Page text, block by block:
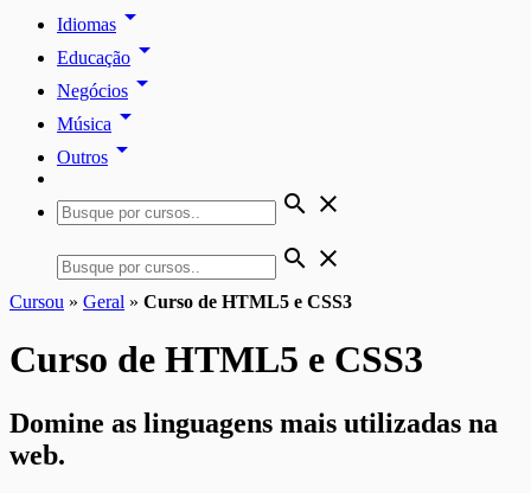
Idiomas arrow_drop_down
Educação arrow_drop_down
Negócios arrow_drop_down
Música arrow_drop_down
Outros arrow_drop_down
search close
search close
Cursou » Geral » Curso de HTML5 e CSS3
Curso de HTML5 e CSS3
Domine as linguagens mais utilizadas na
web.